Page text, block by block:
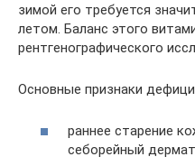
зимой его требуется
летом. Баланс этого
рентгенографического
Основные признаки
раннее старение
себорейный